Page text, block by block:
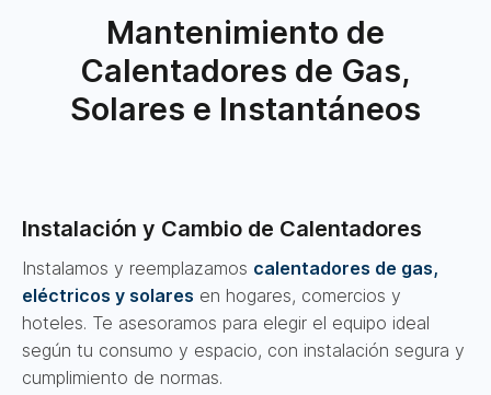
Mantenimiento de
Calentadores de Gas,
Solares e Instantáneos
Instalación y Cambio de Calentadores
Instalamos y reemplazamos calentadores de gas,
eléctricos y solares en hogares, comercios y
hoteles. Te asesoramos para elegir el equipo ideal
según tu consumo y espacio, con instalación segura y
cumplimiento de normas.